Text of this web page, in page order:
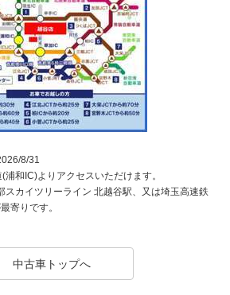
8/31
和IC)よりアクセスいただけます。
スカイツリーライン 北越谷駅、又は埼玉高速鉄
寄りです。
中古車トップへ